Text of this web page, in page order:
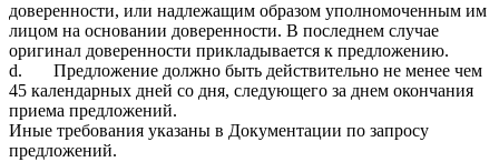
доверенности, или надлежащим образом уполномоченным им
лицом на основании доверенности. В последнем случае
оригинал доверенности прикладывается к предложению.
d.
Предложение должно быть действительно не менее чем
45 календарных дней со дня, следующего за днем окончания
приема предложений.
Иные требования указаны в Документации по запросу
предложений.